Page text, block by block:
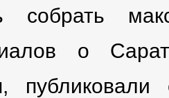
собрать
о